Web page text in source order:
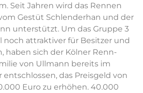
Seit Jahren wird das Rennen
Gestüt Schlenderhan und der
unterstützt. Um das Gruppe 3
noch attraktiver für Besitzer und
haben sich der Kölner Renn-
von Ullmann bereits im
das Preisgeld von
Euro zu erhöhen. 40.000